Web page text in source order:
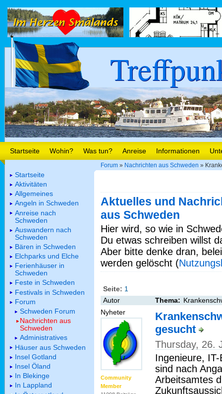
Startseite Wohin? Was tun? Anreise Informationen
Forum » Nachrichten aus Schweden »
Aktuelles und
aus Schweden
Hier wird, so wie in
Du etwas schreiben willst
Aber bitte denke dran,
werden gelöscht (
Seite: 1
Autor
Thema:
Nyheter
Community
Member
gesucht
Thursday, 26.
Ingenieure,
sind nach
Arbeitsamtes
Startseite
Aktivitäten
Allgemeines
Angeln in Schweden
Anreise nach
Schweden
Auswandern nach
Schweden
Bären in Schweden
Elchparks und Elche
Ferienhäuser in
Schweden
Feste in Schweden
Festivals in Schweden
Forum
Schweden Forum
Nachrichten aus
Schweden
Administratives
Häuser aus Schweden
Insel Gotland
Insel Öland
In Blekinge
In Lappland